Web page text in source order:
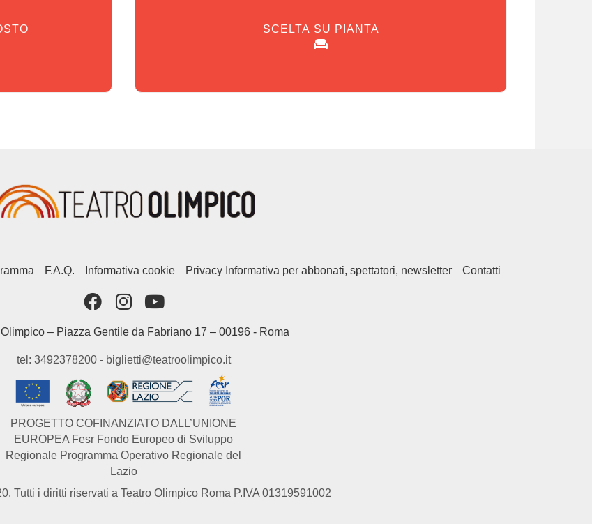
SCELTA SU PIANTA
F.A.Q. Informativa cookie Privacy Informativa per abbonati, spettatori, newsletter Contatti
– Piazza Gentile da Fabriano 17 – 00196 - Roma
tel: 3492378200 - biglietti@teatroolimpico.it
PROGETTO COFINANZIATO DALL’UNIONE
EUROPEA Fesr Fondo Europeo di Sviluppo
Regionale Programma Operativo Regionale del
Lazio
Tutti i diritti riservati a Teatro Olimpico Roma P.IVA 01319591002